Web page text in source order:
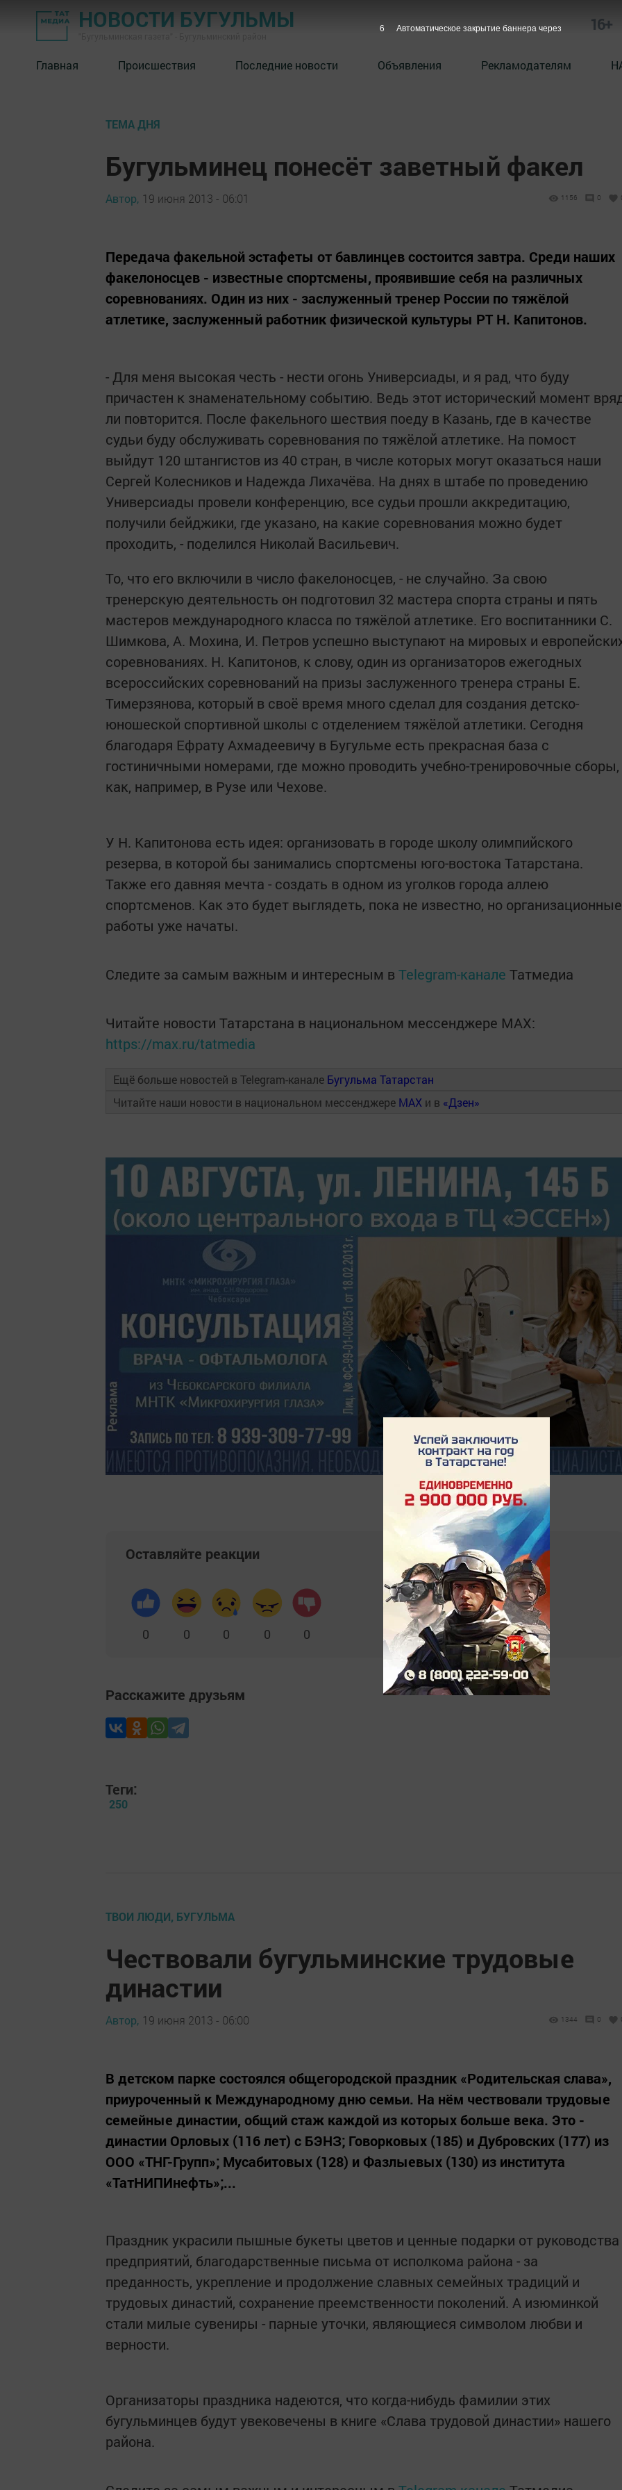
НОВОСТИ БУГУЛЬМЫ 16+
Главная Происшествия Последние новости Объявления Рекламодателям
ТЕМА ДНЯ
Бугульминец понесёт заветный факел
Автор, 19 июня 2013 - 06:01 1156 0
Передача факельной эстафеты от бавлинцев состоится завтра. Среди наших
факелоносцев - известные спортсмены, проявившие себя на различных
соревнованиях. Один из них - заслуженный тренер России по тяжёлой
атлетике, заслуженный работник физической культуры РТ Н. Капитонов.
- Для меня высокая честь - нести огонь Универсиады, и я рад, что буду
причастен к знаменательному событию. Ведь этот исторический момент
ли повторится. После факельного шествия поеду в Казань, где в качестве
судьи буду обслуживать соревнования по тяжёлой атлетике. На помост
выйдут 120 штангистов из 40 стран, в числе которых могут оказаться наши
Сергей Колесников и Надежда Лихачёва. На днях в штабе по проведению
Универсиады провели конференцию, все судьи прошли аккредитацию,
получили бейджики, где указано, на какие соревнования можно будет
проходить, - поделился Николай Васильевич.
То, что его включили в число факелоносцев, - не случайно. За свою
тренерскую деятельность он подготовил 32 мастера спорта страны и пять
мастеров международного класса по тяжёлой атлетике. Его воспитанники С.
Шимкова, А. Мохина, И. Петров успешно выступают на мировых и
соревнованиях. Н. Капитонов, к слову, один из организаторов ежегодных
всероссийских соревнований на призы заслуженного тренера страны Е.
Тимерзянова, который в своё время много сделал для создания детско-
юношеской спортивной школы с отделением тяжёлой атлетики. Сегодня
благодаря Ефрату Ахмадеевичу в Бугульме есть прекрасная база с
гостиничными номерами, где можно проводить учебно-тренировочные сборы,
как, например, в Рузе или Чехове.
У Н. Капитонова есть идея: организовать в городе школу олимпийского
резерва, в которой бы занимались спортсмены юго-востока Татарстана.
Также его давняя мечта - создать в одном из уголков города аллею
спортсменов. Как это будет выглядеть, пока не известно, но организационные
работы уже начаты.
Следите за самым важным и интересным в Telegram-канале Татмедиа
Читайте новости Татарстана в национальном мессенджере MАХ:
https://max.ru/tatmedia
Ещё больше новостей в Telegram-канале Бугульма Татарстан
Читайте наши новости в национальном мессенджере MAX и в «Дзен»
Оставляйте реакции
0 0 0 0 0
Расскажите друзьям
Теги:
250
ТВОИ ЛЮДИ, БУГУЛЬМА
Чествовали бугульминские трудовые
династии
Автор, 19 июня 2013 - 06:00 1344 0
В детском парке состоялся общегородской праздник «Родительская слава»,
приуроченный к Международному дню семьи. На нём чествовали трудовые
семейные династии, общий стаж каждой из которых больше века. Это -
династии Орловых (116 лет) с БЭНЗ; Говорковых (185) и Дубровских (177) из
ООО «ТНГ-Групп»; Мусабитовых (128) и Фазлыевых (130) из института
«ТатНИПИнефть»;...
Праздник украсили пышные букеты цветов и ценные подарки от руководства
предприятий, благодарственные письма от исполкома района - за
преданность, укрепление и продолжение славных семейных традиций и
трудовых династий, сохранение преемственности поколений. А изюминкой
стали милые сувениры - парные уточки, являющиеся символом любви и
верности.
Организаторы праздника надеются, что когда-нибудь фамилии этих
бугульминцев будут увековечены в книге «Слава трудовой династии» нашего
района.
5 Автоматическое закрытие баннера через